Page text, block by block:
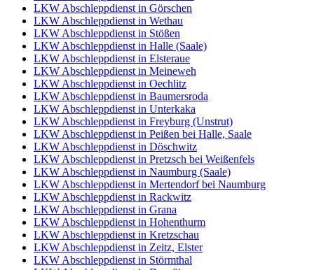
LKW Abschleppdienst in Görschen
LKW Abschleppdienst in Wethau
LKW Abschleppdienst in Stößen
LKW Abschleppdienst in Halle (Saale)
LKW Abschleppdienst in Elsteraue
LKW Abschleppdienst in Meineweh
LKW Abschleppdienst in Oechlitz
LKW Abschleppdienst in Baumersroda
LKW Abschleppdienst in Unterkaka
LKW Abschleppdienst in Freyburg (Unstrut)
LKW Abschleppdienst in Peißen bei Halle, Saale
LKW Abschleppdienst in Döschwitz
LKW Abschleppdienst in Pretzsch bei Weißenfels
LKW Abschleppdienst in Naumburg (Saale)
LKW Abschleppdienst in Mertendorf bei Naumburg
LKW Abschleppdienst in Rackwitz
LKW Abschleppdienst in Grana
LKW Abschleppdienst in Hohenthurm
LKW Abschleppdienst in Kretzschau
LKW Abschleppdienst in Zeitz, Elster
LKW Abschleppdienst in Störmthal